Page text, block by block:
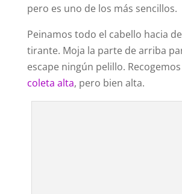
pero es uno de los más sencillos.
Peinamos todo el cabello hacia
tirante. Moja la parte de arriba
escape ningún pelillo.
coleta alta, pero bien alta.